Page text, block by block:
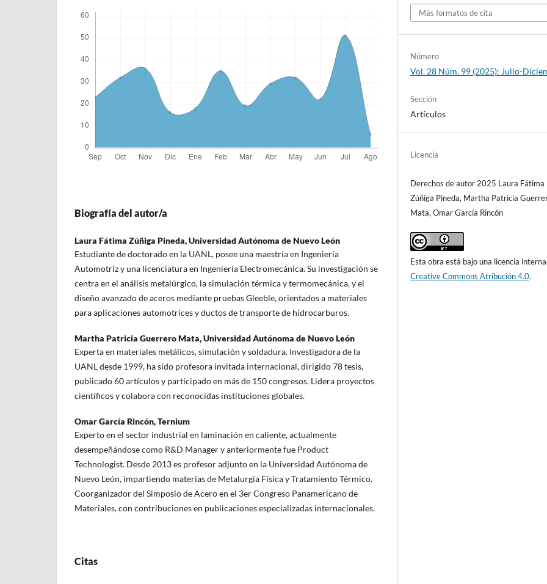
Biografía del autor/a
Laura Fátima Zúñiga Pineda,Universidad Autónoma de Nuevo León
Estudiante de doctorado en la UANL, posee una maestría en Ingeniería
Automotriz y una licenciatura en Ingeniería Electromecánica. Su investigación se
centra en el análisis metalúrgico, la simulación térmica y termomecánica, y el
diseño avanzado de aceros mediante pruebas Gleeble, orientados a materiales
para aplicaciones automotrices y ductos de transporte de hidrocarburos.
Martha Patricia Guerrero Mata,Universidad Autónoma de Nuevo León
Experta en materiales metálicos, simulación y soldadura. Investigadora de la
UANL desde 1999, ha sido profesora invitada internacional, dirigido 78 tesis,
publicado 60 artículos y participado en más de 150 congresos. Lidera proyectos
científicos y colabora con reconocidas instituciones globales.
Omar García Rincón,Ternium
Experto en el sector industrial en laminación en caliente, actualmente
desempeñándose como R&D Manager y anteriormente fue Product
Technologist. Desde 2013 es profesor adjunto en la Universidad Autónoma de
Nuevo León, impartiendo materias de Metalurgia Física y Tratamiento Térmico.
Coorganizador del Simposio de Acero en el 3er Congreso Panamericano de
Materiales, con contribuciones en publicaciones especializadas internacionales.
Citas
Más formatos de cita
Número
Vol. 28 Núm. 99 (2025): Julio-
Sección
Artículos
Licencia
Derechos de autor 2025 Laura Fátima
Zúñiga Pineda, Martha Patricia
Mata, Omar García Rincón
Esta obra está bajo una licencia
Creative Commons Atribución 4.0.